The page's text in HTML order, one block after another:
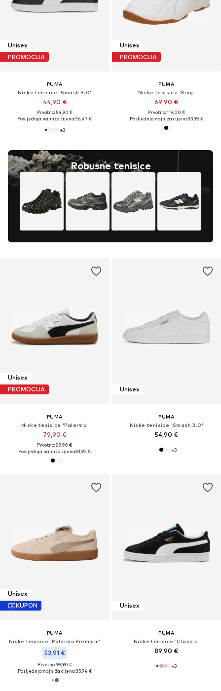
Unisex
PROMOCIJA
PUMA
Niske tenisice 'Smash 3.0'
44,90 €
Prvotno: 54,90 €
Posljednja najniža cijena:36,47 €
+3
Robusne tenisice
Unisex
PROMOCIJA
PUMA
Niske tenisice 'King'
69,90 €
Prvotno: 119,00 €
Posljednja najniža cijena:33,96 €
Unisex
PROMOCIJA
PUMA
Niske tenisice 'Palermo'
79,90 €
Prvotno: 89,90 €
Posljednja najniža cijena:51,92 €
Unisex
PUMA
Niske tenisice 'Smash 3.0'
54,90 €
+3
Unisex
KUPON
PUMA
Niske tenisice 'Palermo Premium'
53,91 €
Prvotno: 99,90 €
Posljednja najniža cijena:35,94 €
Unisex
PUMA
Niske tenisice 'Classic'
89,90 €
+3